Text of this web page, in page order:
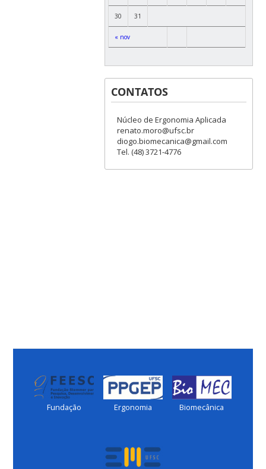
« nov
30 31
CONTATOS
Núcleo de Ergonomia Aplicada
renato.moro@ufsc.br
diogo.biomecanica@gmail.com
Tel. (48) 3721-4776
Fundação Ergonomia Biomecânica